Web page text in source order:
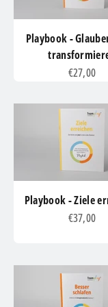
Playbook -
Angebot
€27,00
Playbook - Ziele
Angebot
€37,00